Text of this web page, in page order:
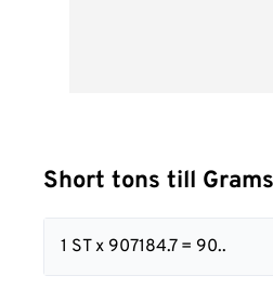
Short tons till
1 ST x 907184.7 = 90..